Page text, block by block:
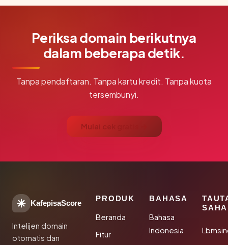
Periksa domain berikutnya
dalam beberapa detik.
Tanpa pendaftaran. Tanpa kartu kredit. Tanpa kuota
tersembunyi.
Mulai cek gratis →
KafepisaScore
Intelijen domain
otomatis dan
PRODUK
Beranda
Fitur
BAHASA
Bahasa
Indonesia